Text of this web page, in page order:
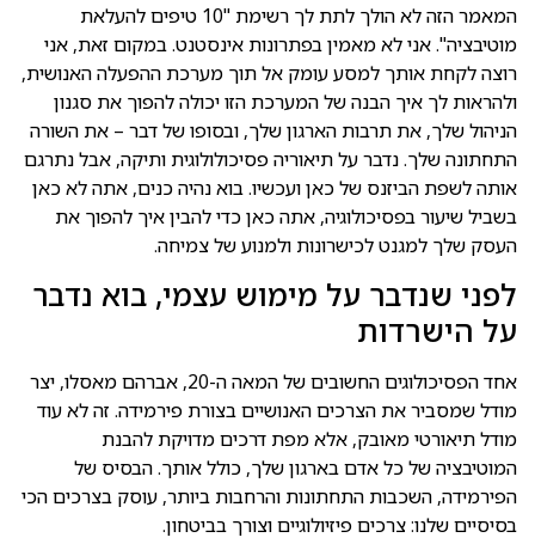
המאמר הזה לא הולך לתת לך רשימת "10 טיפים להעלאת
מוטיבציה". אני לא מאמין בפתרונות אינסטנט. במקום זאת, אני
רוצה לקחת אותך למסע עומק אל תוך מערכת ההפעלה האנושית,
ולהראות לך איך הבנה של המערכת הזו יכולה להפוך את סגנון
הניהול שלך, את תרבות הארגון שלך, ובסופו של דבר – את השורה
התחתונה שלך. נדבר על תיאוריה פסיכולולוגית ותיקה, אבל נתרגם
אותה לשפת הביזנס של כאן ועכשיו. בוא נהיה כנים, אתה לא כאן
בשביל שיעור בפסיכולוגיה, אתה כאן כדי להבין איך להפוך את
העסק שלך למגנט לכישרונות ולמנוע של צמיחה.
לפני שנדבר על מימוש עצמי, בוא נדבר
על הישרדות
אחד הפסיכולוגים החשובים של המאה ה-20, אברהם מאסלו, יצר
מודל שמסביר את הצרכים האנושיים בצורת פירמידה. זה לא עוד
מודל תיאורטי מאובק, אלא מפת דרכים מדויקת להבנת
המוטיבציה של כל אדם בארגון שלך, כולל אותך. הבסיס של
הפירמידה, השכבות התחתונות והרחבות ביותר, עוסק בצרכים הכי
בסיסיים שלנו: צרכים פיזיולוגיים וצורך בביטחון.